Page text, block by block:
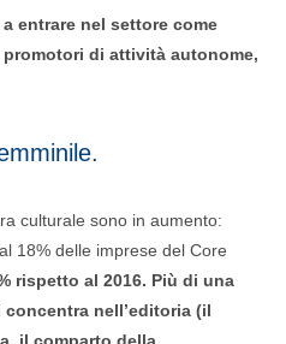
entrare nel settore come
di attività autonome,
culturale sono in aumento:
18% delle imprese del Core
rispetto al 2016. Più di una
nell’editoria (il
il comparto della